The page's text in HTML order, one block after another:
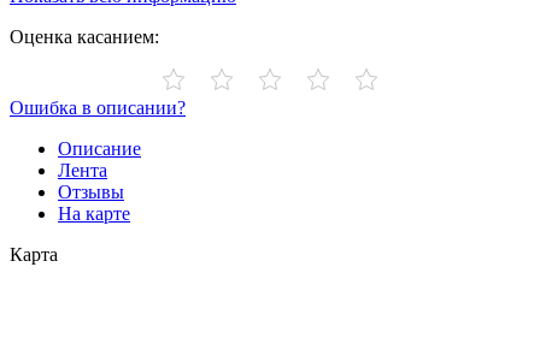
Оценка касанием:
Ошибка в описании?
Описание
Лента
Отзывы
На карте
Карта